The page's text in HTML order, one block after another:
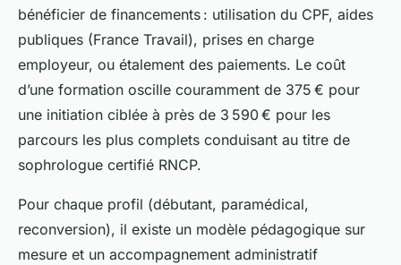
bénéficier de financements : utilisation du CPF, aides
publiques (France Travail), prises en charge
employeur, ou étalement des paiements. Le coût
d’une formation oscille couramment de 375 € pour
une initiation ciblée à près de 3 590 € pour les
parcours les plus complets conduisant au titre de
sophrologue certifié RNCP.
Pour chaque profil (débutant, paramédical,
reconversion), il existe un modèle pédagogique sur
mesure et un accompagnement administratif